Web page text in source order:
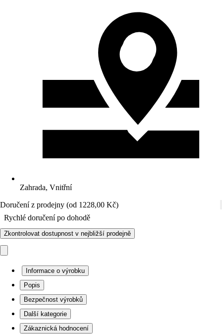
Zahrada, Vnitřní
Doručení z prodejny (od 1228,00 Kč)
Rychlé doručení po dohodě
Zkontrolovat dostupnost v nejbližší prodejně
Informace o výrobku
Popis
Bezpečnost výrobků
Další kategorie
Zákaznická hodnocení